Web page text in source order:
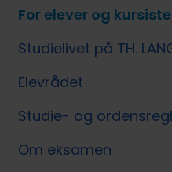
For elever og
Studielivet på TH.
Elevrådet
Studie- og
Om eksamen